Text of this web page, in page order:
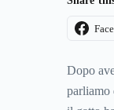
Dopo
parliamo